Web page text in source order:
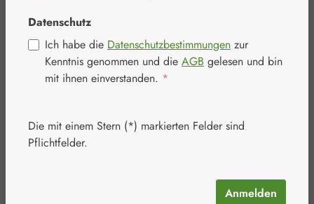
Bildergalerie überspringen
Datenschutz
Ich habe die Datenschutzbestimmungen zur
Kenntnis genommen und die AGB gelesen und bin
mit ihnen einverstanden. *
Die mit einem Stern (*) markierten Felder sind
Pflichtfelder.
Anmelden